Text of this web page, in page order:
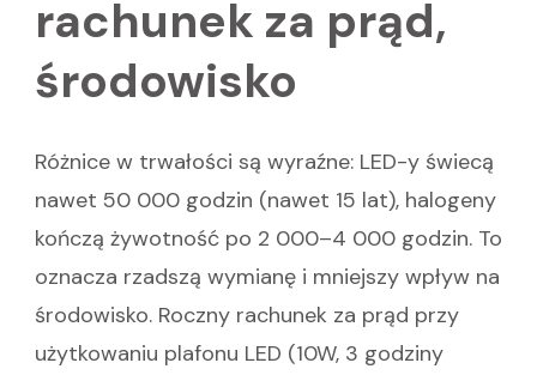
rachunek za prąd,
środowisko
Różnice w trwałości są wyraźne: LED-y świecą
nawet 50 000 godzin (nawet 15 lat), halogeny
kończą żywotność po 2 000–4 000 godzin. To
oznacza rzadszą wymianę i mniejszy wpływ na
środowisko. Roczny rachunek za prąd przy
użytkowaniu plafonu LED (10W, 3 godziny